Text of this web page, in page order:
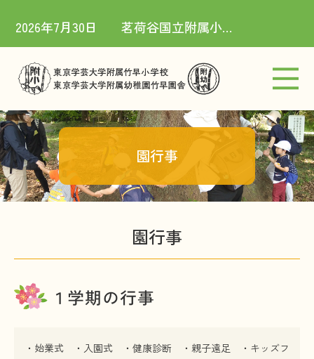
2026年7月30日 茗荷谷国立附属小学校社会科授業研究会（8/1）実施のお知らせ
竹早園舎
ご挨拶
アクセス
お問い合わせ
園行事
園行事
・始業式 ・入園式 ・健康診断 ・親子遠足 ・キッズフ